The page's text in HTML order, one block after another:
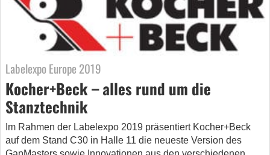
Labelexpo Europe 2019
Kocher+Beck – alles rund um die
Stanztechnik
Im Rahmen der Labelexpo 2019 präsentiert Kocher+Beck
auf dem Stand C30 in Halle 11 die neueste Version des